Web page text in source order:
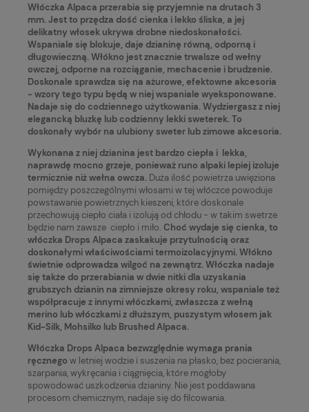
Włóczka Alpaca przerabia się przyjemnie na drutach 3
mm. Jest to przędza dość cienka i lekko śliska, a jej
delikatny włosek ukrywa drobne niedoskonałości.
Wspaniale się blokuje, daje dzianinę równą, odporną i
długowieczną. Włókno jest znacznie trwalsze od wełny
owczej, odporne na rozciąganie, mechacenie i brudzenie.
Doskonale sprawdza się na ażurowe, efektowne akcesoria
- wzory tego typu będą w niej wspaniale wyeksponowane.
Nadaje się do codziennego użytkowania. Wydziergasz z niej
elegancką bluzkę lub codzienny lekki sweterek. To
doskonały wybór na ulubiony sweter lub zimowe akcesoria.
Wykonana z niej dzianina jest bardzo ciepła i lekka,
naprawdę mocno grzeje, ponieważ runo alpaki lepiej izoluje
termicznie niż wełna owcza. Duża ilość powietrza uwięziona
pomiędzy poszczególnymi włosami w tej włóczce powoduje
powstawanie powietrznych kieszeni, które doskonale
przechowują ciepło ciała i izolują od chłodu - w takim swetrze
będzie nam zawsze ciepło i miło. Choć wydaje się cienka, to
włóczka Drops Alpaca zaskakuje przytulnością oraz
doskonałymi właściwościami termoizolacyjnymi. Włókno
świetnie odprowadza wilgoć na zewnątrz. Włóczka nadaje
się także do przerabiania w dwie nitki dla uzyskania
grubszych dzianin na zimniejsze okresy roku, wspaniale też
współpracuje z innymi włóczkami, zwłaszcza z wełną
merino lub włóczkami z dłuższym, puszystym włosem jak
Kid-Silk, Mohsilko lub Brushed Alpaca.
Włóczka Drops Alpaca bezwzględnie wymaga prania
ręcznego w letniej wodzie i suszenia na płasko, bez pocierania,
szarpania, wykręcania i ciągnięcia, które mogłoby
spowodować uszkodzenia dzianiny. Nie jest poddawana
procesom chemicznym, nadaje się do filcowania.